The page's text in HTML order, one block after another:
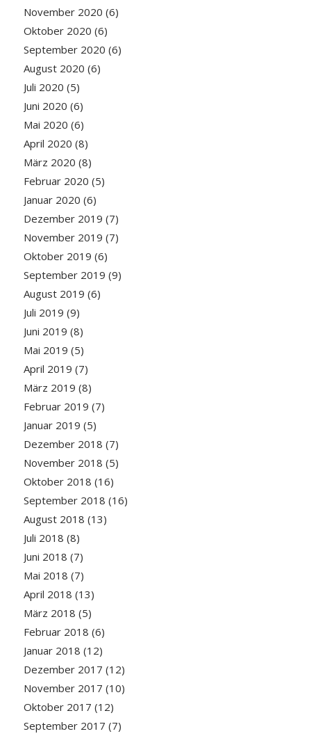
November 2020 (6)
Oktober 2020 (6)
September 2020 (6)
August 2020 (6)
Juli 2020 (5)
Juni 2020 (6)
Mai 2020 (6)
April 2020 (8)
März 2020 (8)
Februar 2020 (5)
Januar 2020 (6)
Dezember 2019 (7)
November 2019 (7)
Oktober 2019 (6)
September 2019 (9)
August 2019 (6)
Juli 2019 (9)
Juni 2019 (8)
Mai 2019 (5)
April 2019 (7)
März 2019 (8)
Februar 2019 (7)
Januar 2019 (5)
Dezember 2018 (7)
November 2018 (5)
Oktober 2018 (16)
September 2018 (16)
August 2018 (13)
Juli 2018 (8)
Juni 2018 (7)
Mai 2018 (7)
April 2018 (13)
März 2018 (5)
Februar 2018 (6)
Januar 2018 (12)
Dezember 2017 (12)
November 2017 (10)
Oktober 2017 (12)
September 2017 (7)